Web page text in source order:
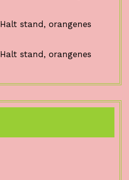
Halt stand, orangenes
Halt stand, orangenes